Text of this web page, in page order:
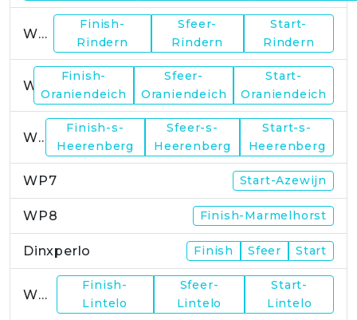
WP4
Finish-
Rindern
Sfeer-
Rindern
Start-
Rindern
Finish-
Oraniendeich
Sfeer-
Oraniendeich
Start-
Oraniendeich
WP6
Finish-s-
Heerenberg
Sfeer-s-
Heerenberg
Start-s-
Heerenberg
WP7 Start-Azewijn
WP8 Finish-Marmelhorst
Dinxperlo Finish Sfeer Start
WP11
Finish-
Lintelo
Sfeer-
Lintelo
Start-
Lintelo